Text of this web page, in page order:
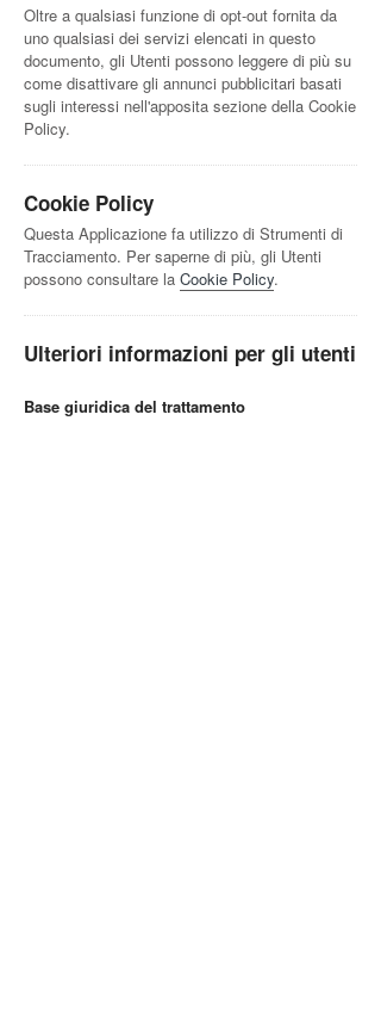
Oltre a qualsiasi funzione di opt-out fornita da
uno qualsiasi dei servizi elencati in questo
documento, gli Utenti possono leggere di più su
come disattivare gli annunci pubblicitari basati
sugli interessi nell'apposita sezione della Cookie
Policy.
Cookie Policy
Questa Applicazione fa utilizzo di Strumenti di
Tracciamento. Per saperne di più, gli Utenti
possono consultare la Cookie Policy.
Ulteriori informazioni per gli utenti
Base giuridica del trattamento